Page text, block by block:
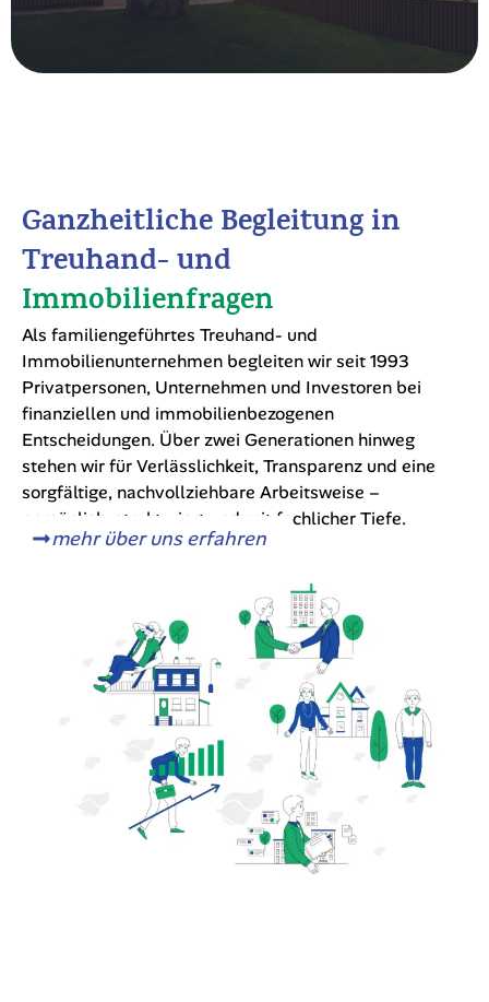
Ganzheitliche Begleitung in
Treuhand- und
Immobilienfragen
Als familiengeführtes Treuhand- und
Immobilienunternehmen begleiten wir seit 1993
Privatpersonen, Unternehmen und Investoren bei
finanziellen und immobilienbezogenen
Entscheidungen. Über zwei Generationen hinweg
stehen wir für Verlässlichkeit, Transparenz und eine
sorgfältige, nachvollziehbare Arbeitsweise –
persönlich, strukturiert und mit fachlicher Tiefe.
mehr über uns erfahren